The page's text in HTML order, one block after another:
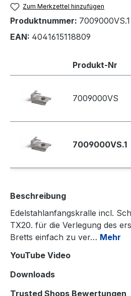
Zum Merkzettel hinzufügen
Produktnummer: 7009000VS.1
EAN: 4041615118809
Produkt-Nr
7009000VS
7009000VS.1
Beschreibung
Edelstahlanfangskralle incl.
TX20. für die Verlegung des
Bretts einfach zu ver… Mehr
YouTube Video
Downloads
Trusted Shops Bewertungen